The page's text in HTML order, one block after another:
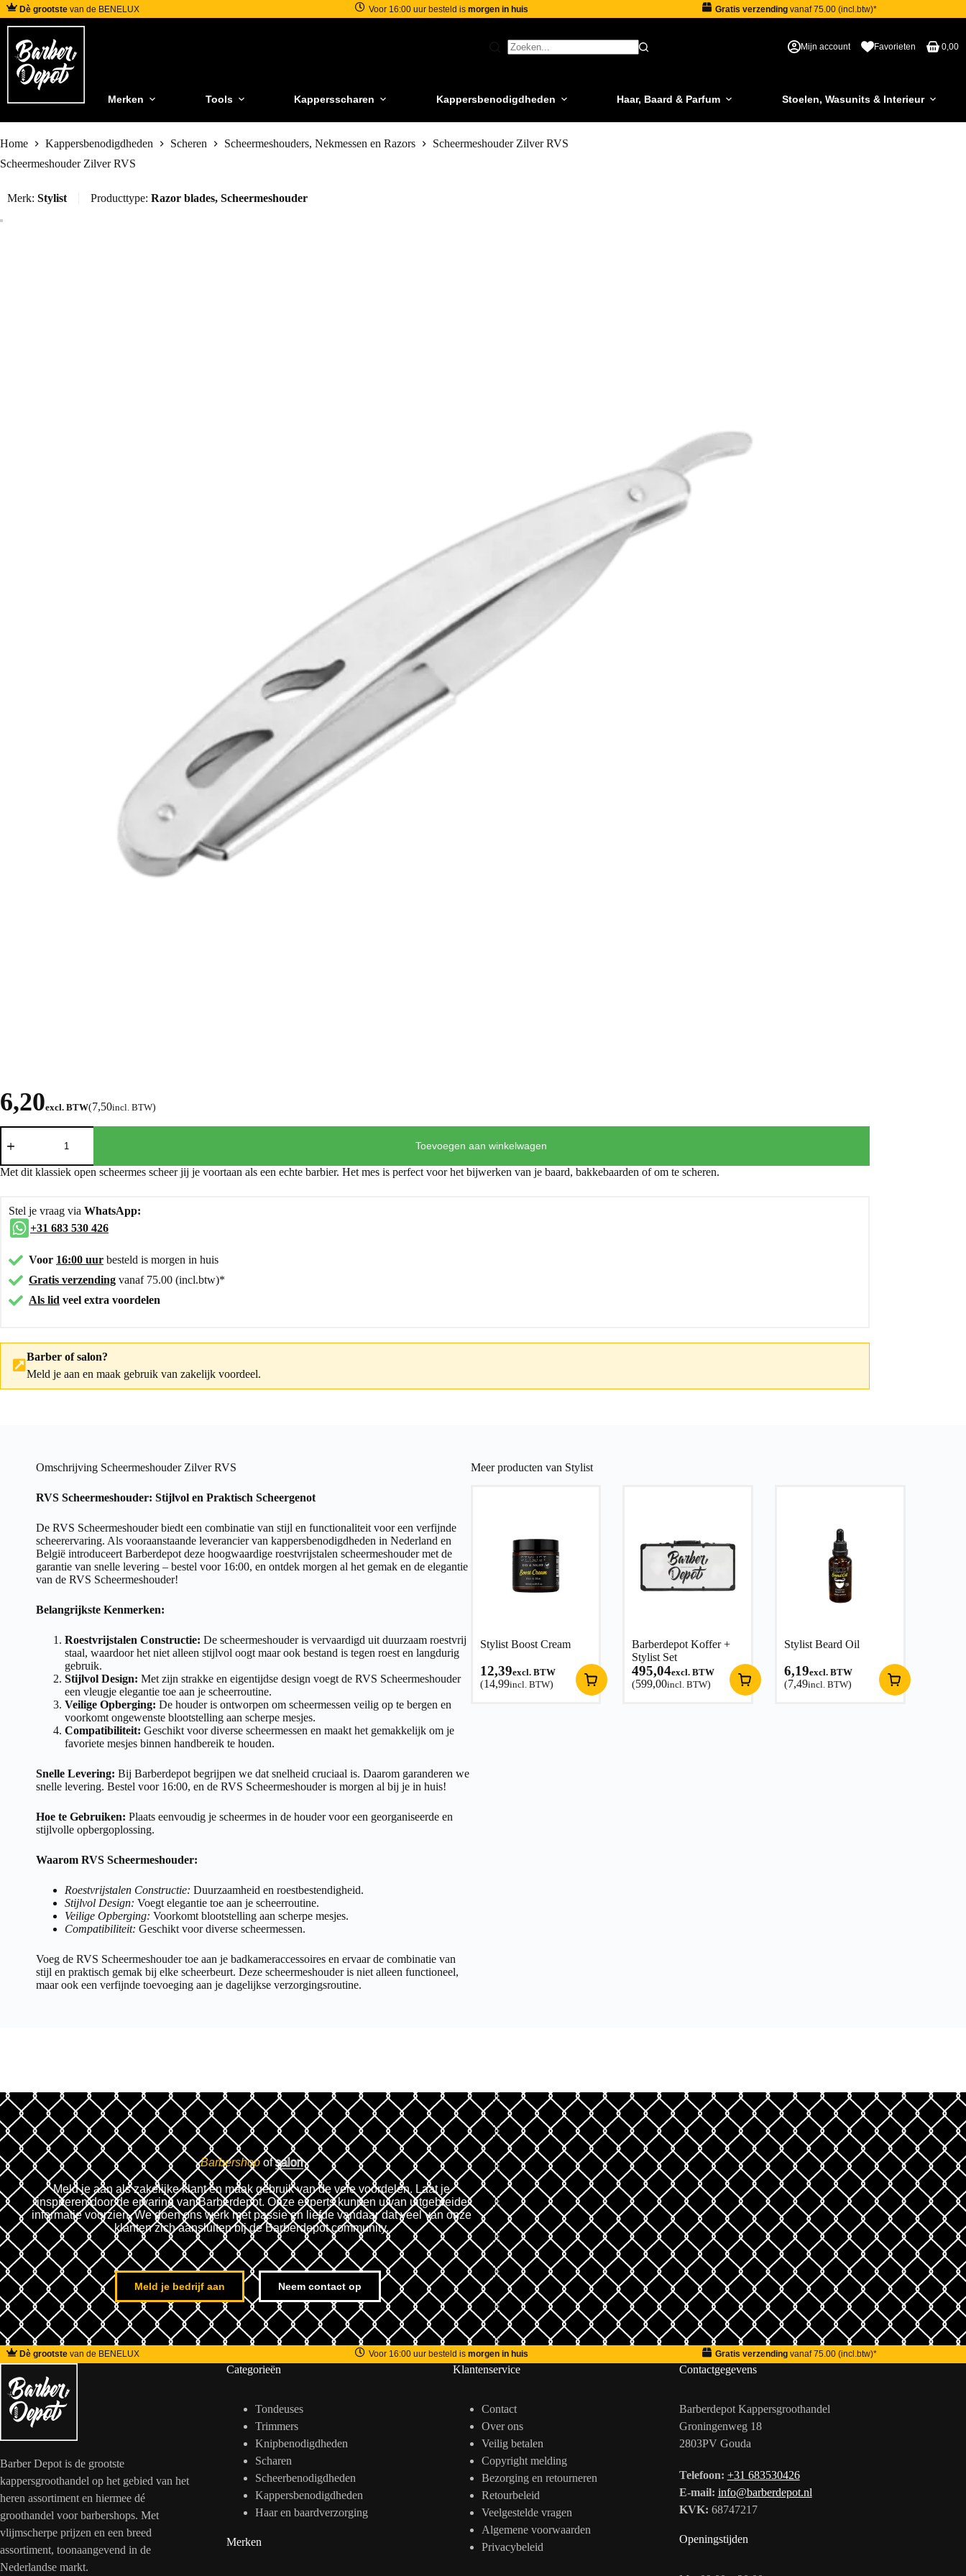
Dè grootste van de BENELUX Voor 16:00 uur besteld ismorgen in huis Gratis verzendingvanaf 75.00 (incl.btw)*
Mijn account Favorieten 0,00
Merken Tools Kappersscharen Kappersbenodigdheden Haar, Baard & Parfum Stoelen, Wasunits & Interieur
Home Kappersbenodigdheden Scheren Scheermeshouders, Nekmessen en Razors
Scheermeshouder Zilver RVS
Scheermeshouder Zilver RVS
Merk: Stylist Producttype: Razor blades, Scheermeshouder
6,20excl. BTW(7,50incl. BTW)
Toevoegen aan winkelwagen
Met dit klassiek open scheermes scheer jij je voortaan als een echte barbier. Het mes is perfect voor het bijwerken van je baard, bakkebaarden of om te scheren.
Stel je vraag via WhatsApp:
+31 683 530 426
Voor 16:00 uur besteld is morgen in huis
Gratis verzending vanaf 75.00 (incl.btw)*
Als lid veel extra voordelen
Barber of salon?
Meld je aan en maak gebruik van zakelijk voordeel.
Omschrijving Scheermeshouder Zilver RVS
RVS Scheermeshouder: Stijlvol en Praktisch Scheergenot
De RVS Scheermeshouder biedt een combinatie van stijl en functionaliteit voor een verfijnde
scheerervaring. Als vooraanstaande leverancier van kappersbenodigdheden in Nederland en
België introduceert Barberdepot deze hoogwaardige roestvrijstalen scheermeshouder met de
garantie van snelle levering – bestel voor 16:00, en ontdek morgen al het gemak en de elegantie
van de RVS Scheermeshouder!
Belangrijkste Kenmerken:
Roestvrijstalen Constructie: De scheermeshouder is vervaardigd uit duurzaam roestvrij
staal, waardoor het niet alleen stijlvol oogt maar ook bestand is tegen roest en langdurig
gebruik.
Stijlvol Design: Met zijn strakke en eigentijdse design voegt de RVS Scheermeshouder
een vleugje elegantie toe aan je scheerroutine.
Veilige Opberging: De houder is ontworpen om scheermessen veilig op te bergen en
voorkomt ongewenste blootstelling aan scherpe mesjes.
Compatibiliteit: Geschikt voor diverse scheermessen en maakt het gemakkelijk om je
favoriete mesjes binnen handbereik te houden.
Snelle Levering: Bij Barberdepot begrijpen we dat snelheid cruciaal is. Daarom garanderen we
snelle levering. Bestel voor 16:00, en de RVS Scheermeshouder is morgen al bij je in huis!
Hoe te Gebruiken: Plaats eenvoudig je scheermes in de houder voor een georganiseerde en
stijlvolle opbergoplossing.
Waarom RVS Scheermeshouder:
Roestvrijstalen Constructie: Duurzaamheid en roestbestendigheid.
Stijlvol Design: Voegt elegantie toe aan je scheerroutine.
Veilige Opberging: Voorkomt blootstelling aan scherpe mesjes.
Compatibiliteit: Geschikt voor diverse scheermessen.
Voeg de RVS Scheermeshouder toe aan je badkameraccessoires en ervaar de combinatie van
stijl en praktisch gemak bij elke scheerbeurt. Deze scheermeshouder is niet alleen functioneel,
maar ook een verfijnde toevoeging aan je dagelijkse verzorgingsroutine.
Meer producten van Stylist
Stylist Boost Cream
12,39excl. BTW
(14,99incl. BTW)
Barberdepot Koffer +
Stylist Set
495,04excl. BTW
(599,00incl. BTW)
Stylist Beard Oil
6,19excl. BTW
(7,49incl. BTW)
Barbershop of salon
Meld je aan als zakelijke klant en maak gebruik van de vele voordelen. Laat je
inspireren door de ervaring van Barberdepot. Onze experts kunnen u van uitgebreide
informatie voorzien. We doen ons werk met passie en liefde vandaar dat veel van onze
klanten zich aansluiten bij de Barberdepot community.
Meld je bedrijf aan Neem contact op
Dè grootste van de BENELUX Voor 16:00 uur besteld ismorgen in huis Gratis verzendingvanaf 75.00 (incl.btw)*
Barber Depot is de grootste
kappersgroothandel op het gebied van het
heren assortiment en hiermee dé
groothandel voor barbershops. Met
vlijmscherpe prijzen en een breed
assortiment, toonaangevend in de
Nederlandse markt.
Categorieën
Tondeuses
Trimmers
Knipbenodigdheden
Scharen
Scheerbenodigdheden
Kappersbenodigdheden
Haar en baardverzorging
Merken
Klantenservice
Contact
Over ons
Veilig betalen
Copyright melding
Bezorging en retourneren
Retourbeleid
Veelgestelde vragen
Algemene voorwaarden
Privacybeleid
Contactgegevens
Barberdepot Kappersgroothandel
Groningenweg 18
2803PV Gouda
Telefoon: +31 683530426
E-mail: info@barberdepot.nl
KVK: 68747217
Openingstijden